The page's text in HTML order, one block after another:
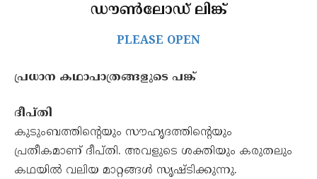
ഡൗൺലോഡ് ലിങ്ക്
PLEASE OPEN
പ്രധാന കഥാപാത്രങ്ങളുടെ പങ്ക്
ദീപ്തി
കുടുംബത്തിന്റെയും സൗഹൃദത്തിന്റെയും
പ്രതീകമാണ് ദീപ്തി. അവളുടെ ശക്തിയും കരുതലും
കഥയിൽ വലിയ മാറ്റങ്ങൾ സൃഷ്ടിക്കുന്നു.